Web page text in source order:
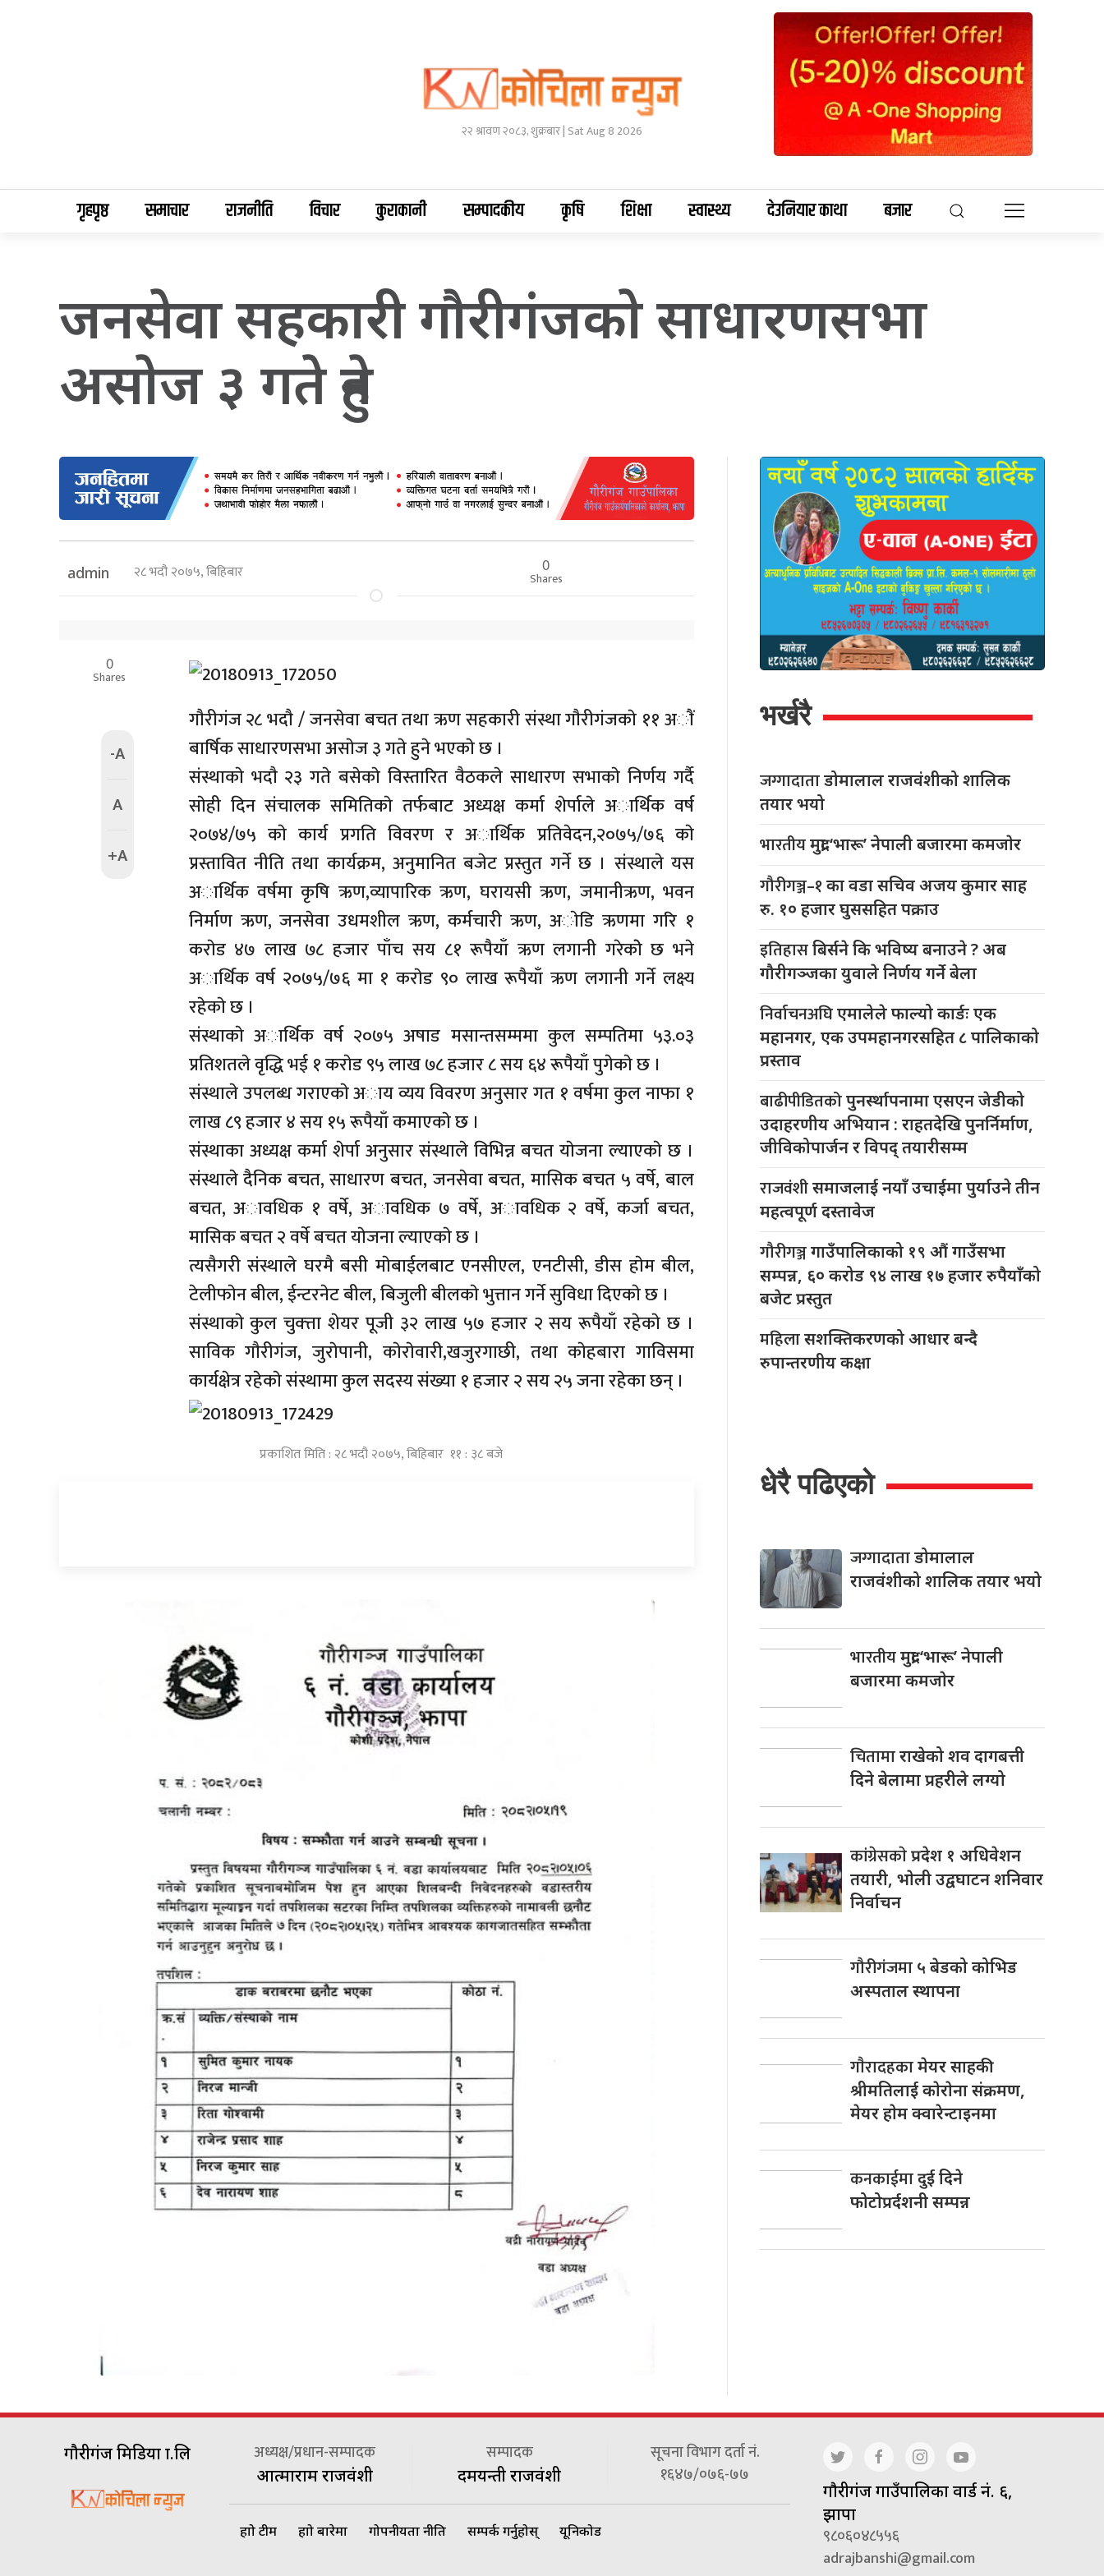
२२ श्रावण २०८३, शुक्रबार | Sat Aug 8 2026
गृहपृष्ठ समाचार राजनीति विचार कुराकानी सम्पादकीय कृषि शिक्षा स्वास्थ्य देउनियार काथा बजार
जनसेवा सहकारी गाैरीगंजकाे साधारणसभा
असाेज ३ गते हुने
admin २८ भदौ २०७५, बिहिबार 0
Shares
0
Shares
-A
A
+A
गाैरीगंज २८ भदाै / जनसेवा बचत तथा ऋण सहकारी संस्था गाैरीगंजकाे ११ अाैं
बार्षिक साधारणसभा असाेज ३ गते हुने भएकाे छ ।
संस्थाकाे भदाै २३ गते बसेकाे विस्तारित वैठकले साधारण सभाकाे निर्णय गर्दै
साेही दिन संचालक समितिकाे तर्फबाट अध्यक्ष कर्मा शेर्पाले अार्थिक वर्ष
२०७४/७५ काे कार्य प्रगति विवरण र अार्थिक प्रतिवेदन,२०७५/७६ काे
प्रस्तावित नीति तथा कार्यक्रम, अनुमानित बजेट प्रस्तुत गर्ने छ । संस्थाले यस
अार्थिक वर्षमा कृषि ऋण,व्यापारिक ऋण, घरायसी ऋण, जमानीऋण, भवन
निर्माण ऋण, जनसेवा उधमशील ऋण, कर्मचारी ऋण, अाेडि ऋणमा गरि १
कराेड ४७ लाख ७८ हजार पाँच सय ८१ रूपैयाँ ऋण लगानी गरेकाेे छ भने
अार्थिक वर्ष २०७५/७६ मा १ कराेड ९० लाख रूपैयाँ ऋण लगानी गर्ने लक्ष्य
रहेकाे छ ।
संस्थाकाे अार्थिक वर्ष २०७५ अषाड मसान्तसम्ममा कुल सम्पतिमा ५३.०३
प्रतिशतले वृद्धि भई १ कराेड ९५ लाख ७८ हजार ८ सय ६४ रूपैयाँ पुगेकाे छ ।
संस्थाले उपलब्ध गराएकाे अाय व्यय विवरण अनुसार गत १ वर्षमा कुल नाफा १
लाख ८९ हजार ४ सय १५ रूपैयाँ कमाएकाे छ ।
संस्थाका अध्यक्ष कर्मा शेर्पा अनुसार संस्थाले विभिन्न बचत याेजना ल्याएकाे छ ।
संस्थाले दैनिक बचत, साधारण बचत, जनसेवा बचत, मासिक बचत ५ वर्षे, बाल
बचत, अावधिक १ वर्षे, अावधिक ७ वर्षे, अावधिक २ वर्षे, कर्जा बचत,
मासिक बचत २ वर्षे बचत याेजना ल्याएकाे छ ।
त्यसैगरी संस्थाले घरम‌ै बसी माेबाईलबाट एनसीएल, एनटीसी, डीस हाेम बील,
टेलीफाेन बील, ईन्टरनेट बील, बिजुली बीलकाे भुत्तान गर्ने सुविधा दिएकाे छ ।
संस्थाकाे कुल चुक्त्ता शेयर पूजी ३२ लाख ५७ हजार २ सय रूपैयाँ रहेकाे छ ।
साविक गाैरीगंज, जुराेपानी, काेराेवारी,खजुरगाछी, तथा काेहबारा गाविसमा
कार्यक्षेत्र रहेकाे संस्थामा कुल सदस्य संख्या १ हजार २ सय २५ जना रहेका छन् ।
प्रकाशित मिति : २८ भदौ २०७५, बिहिबार ११ : ३८ बजे
भर्खरै
जग्गादाताडोमालाल राजवंशीको शालिक
तयार भयो
भारतीयमुद्रा ‘भारू’ नेपाली बजारमा कमजाेर
गौरीगञ्ज–१का वडा सचिव अजय कुमार साह
रु. १० हजार घुससहित पक्राउ
इतिहासबिर्सने कि भविष्य बनाउने ? अब
गौरीगञ्जका युवाले निर्णय गर्ने बेला
निर्वाचनअघिएमालेले फाल्यो कार्डः एक
महानगर, एक उपमहानगरसहित ८ पालिकाको
प्रस्ताव
बाढीपीडितकोपुनर्स्थापनामा एसएन जेडीको
उदाहरणीय अभियान : राहतदेखि पुनर्निर्माण,
जीविकोपार्जन र विपद् तयारीसम्म
राजवंशीसमाजलाई नयाँ उचाईमा पुर्याउने तीन
महत्वपूर्ण दस्तावेज
गौरीगञ्जगाउँपालिकाको १९ औं गाउँसभा
सम्पन्न, ६० करोड ९४ लाख १७ हजार रुपैयाँको
बजेट प्रस्तुत
महिलासशक्तिकरणको आधार बन्दै
रुपान्तरणीय कक्षा
धेरै पढिएको
जग्गादाताडोमालाल
राजवंशीको शालिक तयार भयो
भारतीयमुद्रा ‘भारू’ नेपाली
बजारमा कमजाेर
चितामाराखेको शव दागबत्ती
दिने बेलामा प्रहरीले लग्यो
कांग्रेसकाेप्रदेश १ अधिवेशन
तयारी, भाेली उद्वघाटन शनिवार
निर्वाचन
गौरीगंजमा ५ बेडको कोभिड
अस्पताल स्थापना
गाैरादहकामेयर साहकी
श्रीमतिलाई काेराेना संक्रमण,
मेयर हाेम क्वारेन्टाइनमा
कनकाईमादुई दिने
फोटोप्रर्दशनी सम्पन्न
गौरीगंज मिडिया प्रा.लि अध्यक्ष/प्रधान-सम्पादक
आत्माराम राजवंशी
सम्पादक
दमयन्ती राजवंशी
सूचना विभाग दर्ता नं.
१६४७/०७६-७७
हाम्रो टीम हाम्रो बारेमा गोपनीयता नीति सम्पर्क गर्नुहोस् यूनिकोड
गाैरीगंज गाउँपालिका वार्ड नं. ६,
झापा
९८०६०४८५५६
adrajbanshi@gmail.com